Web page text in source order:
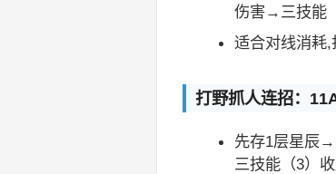
伤害→三技能
适合对线消耗,
打野抓人连招：
先存1层星辰
三技能（3）收